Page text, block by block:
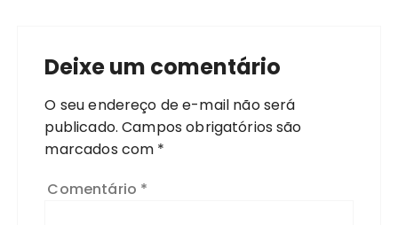
Deixe um comentário
O seu endereço de e-mail não será
publicado. Campos obrigatórios são
marcados com *
Comentário *